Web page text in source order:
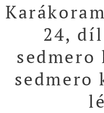
24,
sedmero
sedmero